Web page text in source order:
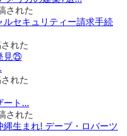
された
ルセキュリティー請求手続
れた
見㉕
れた
ート...
された
縄生まれ! デーブ・ロバーツ